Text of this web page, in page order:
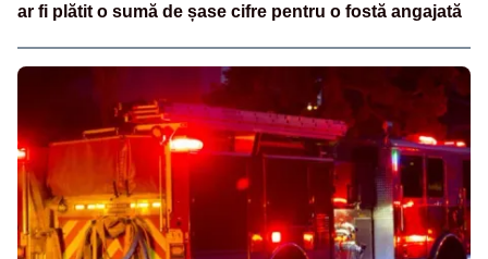
ar fi plătit o sumă de șase cifre pentru o fostă angajată